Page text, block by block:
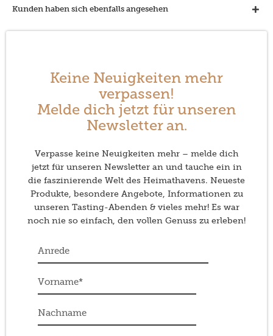
Kunden haben sich ebenfalls angesehen
Keine Neuigkeiten mehr
verpassen!
Melde dich jetzt für unseren
Newsletter an.
Verpasse keine Neuigkeiten mehr – melde dich
jetzt für unseren Newsletter an und tauche ein in
die faszinierende Welt des Heimathavens. Neueste
Produkte, besondere Angebote, Informationen zu
unseren Tasting-Abenden & vieles mehr! Es war
noch nie so einfach, den vollen Genuss zu erleben!